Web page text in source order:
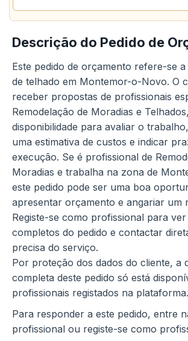
Descrição do Pedido de
Este pedido de orçamento refere-se a
de telhado em Montemor-o-Novo. O
receber propostas de profissionais
Remodelação de Moradias e
disponibilidade para avaliar o
uma estimativa de custos e indicar
execução. Se é profissional de
Moradias e trabalha na zona de
este pedido pode ser uma boa
apresentar orçamento e angariar um
Registe-se como profissional para
completos do pedido e contactar
precisa do serviço.
Por proteção dos dados do cliente, a
completa deste pedido só está
profissionais registados na plataforma.
Para responder a este pedido, entre
profissional ou registe-se como